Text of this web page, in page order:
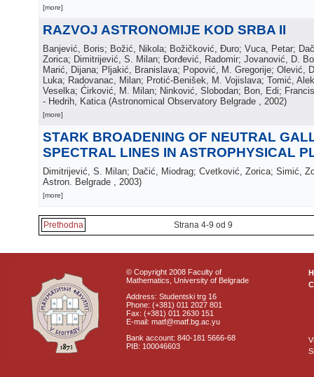
[more]
RAZVOJ ASTRONOMIJE KOD SRBA II
Banjević, Boris; Božić, Nikola; Božičković, Đuro; Vuca, Petar;
Zorica; Dimitrijević, S. Milan; Đorđević, Radomir; Jovanović, D.
Marić, Dijana; Pljakić, Branislava; Popović, M. Gregorije; Olević,
Luka; Radovanac, Milan; Protić-Benišek, M. Vojislava; Tomić,
Veselka; Ćirković, M. Milan; Ninković, Slobodan; Bon, Edi;
- Hedrih, Katica (Astronomical Observatory Belgrade , 2002)
[more]
STARK BROADENING OF NEUTRAL
SPECTRAL LINES IN ASTROPHYSICAL
Dimitrijević, S. Milan; Dačić, Miodrag; Cvetković, Zorica; Simić,
Astron. Belgrade , 2003)
[more]
Prethodna Strana 4-9 od 9
© Copyright 2008 Faculty of
Mathematics, University of Belgrade
Address: Studentski trg 16
Phone: (+381) 011 2027 801
Fax: (+381) 011 2630 151
E-mail: matf@matf.bg.ac.yu
Bank account: 840-181 5666-68
PIB: 100046603